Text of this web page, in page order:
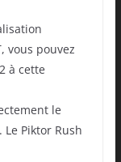
vous pouvez
à cette
le
Piktor Rush